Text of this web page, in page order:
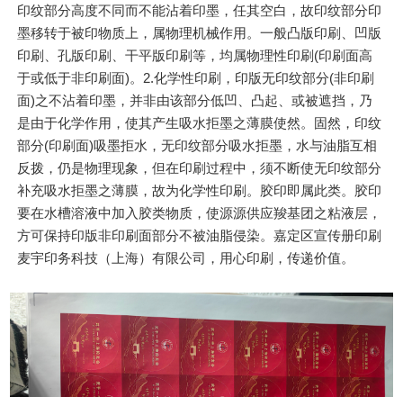
印纹部分高度不同而不能沾着印墨，任其空白，故印纹部分印
墨移转于被印物质上，属物理机械作用。一般凸版印刷、凹版
印刷、孔版印刷、干平版印刷等，均属物理性印刷(印刷面高
于或低于非印刷面)。2.化学性印刷，印版无印纹部分(非印刷
面)之不沾着印墨，并非由该部分低凹、凸起、或被遮挡，乃
是由于化学作用，使其产生吸水拒墨之薄膜使然。固然，印纹
部分(印刷面)吸墨拒水，无印纹部分吸水拒墨，水与油脂互相
反拨，仍是物理现象，但在印刷过程中，须不断使无印纹部分
补充吸水拒墨之薄膜，故为化学性印刷。胶印即属此类。胶印
要在水槽溶液中加入胶类物质，使源源供应羧基团之粘液层，
方可保持印版非印刷面部分不被油脂侵染。嘉定区宣传册印刷
麦宇印务科技（上海）有限公司，用心印刷，传递价值。